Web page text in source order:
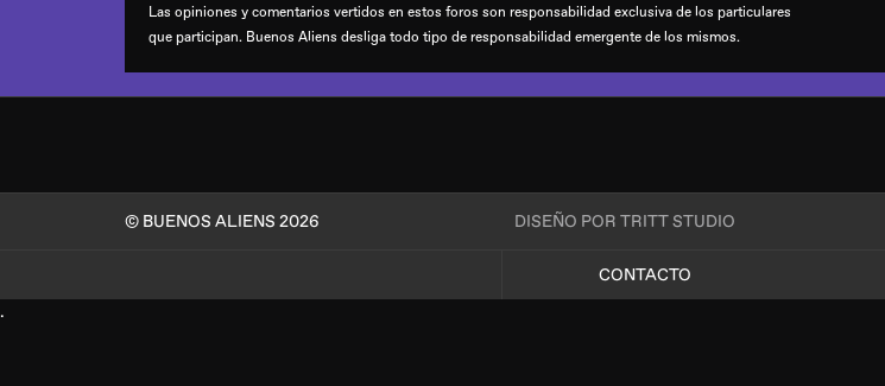
Las opiniones y comentarios vertidos en estos foros son responsabilidad exclusiva de los particulares
que participan. Buenos Aliens desliga todo tipo de responsabilidad emergente de los mismos.
© BUENOS ALIENS 2026 DISEÑO POR TRITT STUDIO
CONTACTO
.